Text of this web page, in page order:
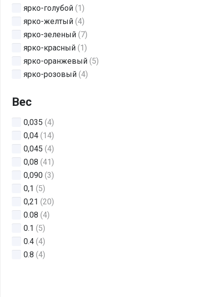
ярко-голубой (1)
ярко-желтый (4)
ярко-зеленый (7)
ярко-красный (1)
ярко-оранжевый (5)
ярко-розовый (4)
Вес
0,035 (4)
0,04 (14)
0,045 (4)
0,08 (41)
0,090 (3)
0,1 (5)
0,21 (20)
0.08 (4)
0.1 (5)
0.4 (4)
0.8 (4)